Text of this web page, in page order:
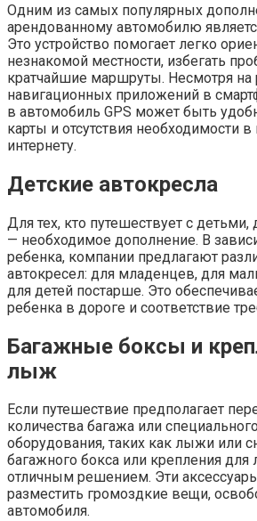
Одним из самых популярных
арендованному автомобилю
Это устройство помогает легко
незнакомой местности, избегать
кратчайшие маршруты. Несмотря на
навигационных приложений в
в автомобиль GPS может быть
карты и отсутствия необходимости
интернету.
Детские автокресла
Для тех, кто путешествует с детьми,
— необходимое дополнение. В
ребенка, компании предлагают
автокресел: для младенцев, для
для детей постарше. Это
ребенка в дороге и соответствие
Багажные боксы и
лыж
Если путешествие предполагает
количества багажа или
оборудования, таких как лыжи или
багажного бокса или крепления
отличным решением. Эти
разместить громоздкие вещи,
автомобиля.